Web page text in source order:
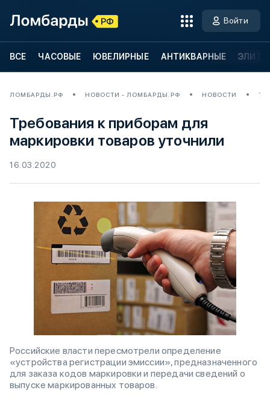
Войти
ВСЕ ЧАСОВЫЕ ЮВЕЛИРНЫЕ АНТИКВАРНЫЕ
ЛОМБАРДЫ.РФ НОВОСТИ - ЛОМБАРДЫ.РФ НОВОСТИ
Требования к приборам для
маркировки товаров уточнили
16.03.2020
Российские власти пересмотрели определение
«устройства регистрации эмиссии», предназначенного
для заказа кодов маркировки и передачи сведений о
выпуске маркированных товаров.